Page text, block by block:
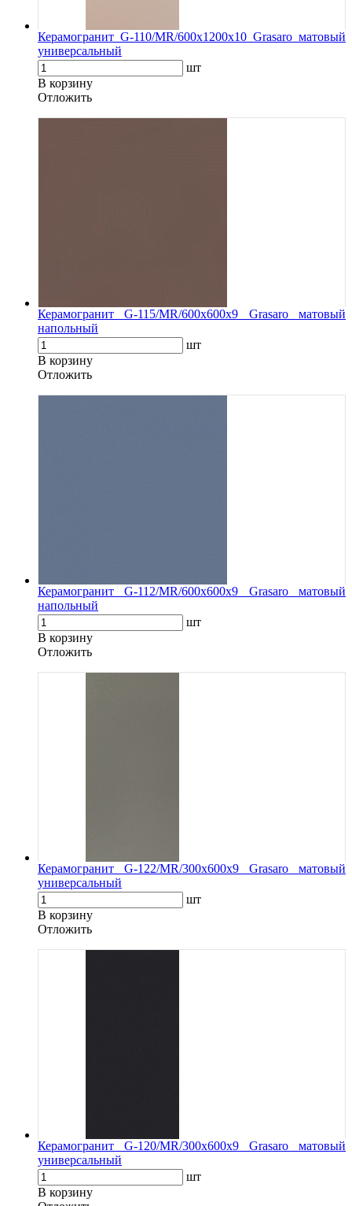
Керамогранит G-110/MR/600x1200x10 Grasaro матовый
универсальный
шт
В корзину
Oтложить
Керамогранит G-115/MR/600x600x9 Grasaro матовый
напольный
шт
В корзину
Oтложить
Керамогранит G-112/MR/600x600x9 Grasaro матовый
напольный
шт
В корзину
Oтложить
Керамогранит G-122/MR/300x600x9 Grasaro матовый
универсальный
шт
В корзину
Oтложить
Керамогранит G-120/MR/300x600x9 Grasaro матовый
универсальный
шт
В корзину